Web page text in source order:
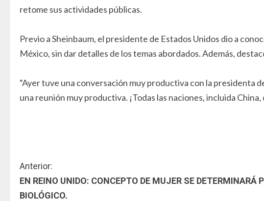
retome sus actividades públicas.
Previo a Sheinbaum, el presidente de Estados Unidos dio a
México, sin dar detalles de los temas abordados. Además,
“Ayer tuve una conversación muy productiva con la presidenta
una reunión muy productiva. ¡Todas las naciones, incluida
S
i
Anterior:
EN REINO UNIDO: CONCEPTO DE MUJER SE DETERMINARÁ
BIOLÓGICO.